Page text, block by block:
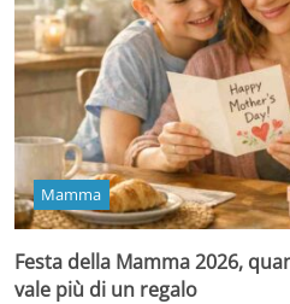
Mamma
Festa della Mamma 2026,
vale più di un regalo